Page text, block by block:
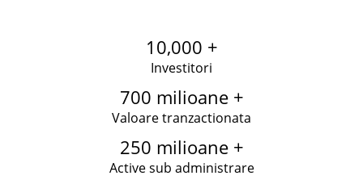
10,000 +
Investitori
700 milioane +
Valoare tranzactionata
250 milioane +
Active sub administrare